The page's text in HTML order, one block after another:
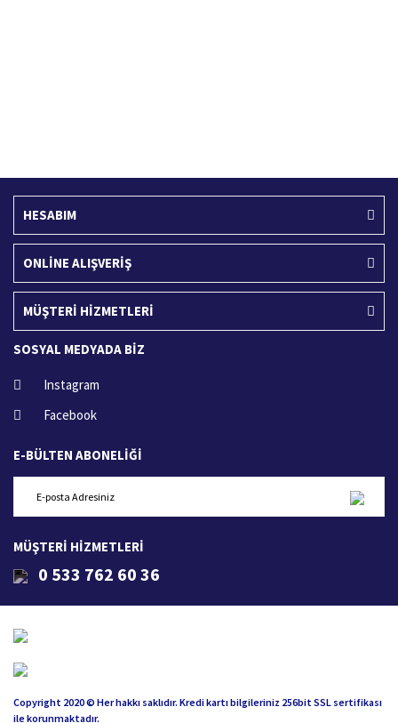
HESABIM
ONLİNE ALIŞVERİŞ
MÜŞTERİ HİZMETLERİ
SOSYAL MEDYADA BİZ
Instagram
Facebook
E-BÜLTEN ABONELİĞİ
MÜŞTERİ HİZMETLERİ
0 533 762 60 36
Copyright 2020 © Her hakkı saklıdır. Kredi kartı bilgileriniz 256bit SSL sertifikası
ile korunmaktadır.